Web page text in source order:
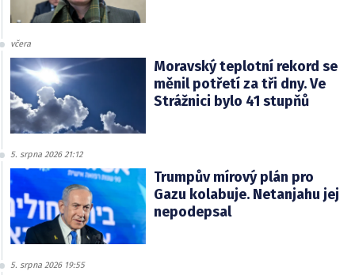
včera
Moravský teplotní rekord se
měnil potřetí za tři dny. Ve
Strážnici bylo 41 stupňů
5. srpna 2026 21:12
Trumpův mírový plán pro
Gazu kolabuje. Netanjahu jej
nepodepsal
5. srpna 2026 19:55